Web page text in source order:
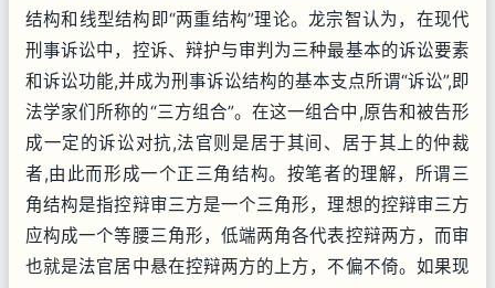
结构和线型结构即“两重结构”理论。龙宗智认为，在现代
刑事诉讼中，控诉、辩护与审判为三种最基本的诉讼要素
和诉讼功能,并成为刑事诉讼结构的基本支点所谓“诉讼”,即
法学家们所称的“三方组合”。在这一组合中,原告和被告形
成一定的诉讼对抗,法官则是居于其间、居于其上的仲裁
者,由此而形成一个正三角结构。按笔者的理解，所谓三
角结构是指控辩审三方是一个三角形，理想的控辩审三方
应构成一个等腰三角形，低端两角各代表控辩两方，而审
也就是法官居中悬在控辩两方的上方，不偏不倚。如果现